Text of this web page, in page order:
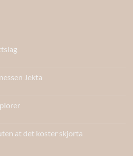
Jekta
at det koster skjorta